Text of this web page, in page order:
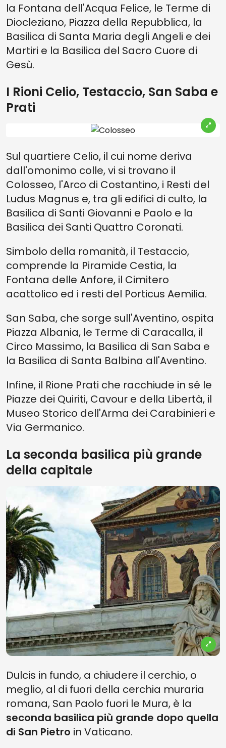
la Fontana dell'Acqua Felice, le Terme di
Diocleziano, Piazza della Repubblica, la
Basilica di Santa Maria degli Angeli e dei
Martiri e la Basilica del Sacro Cuore di
Gesù.
I Rioni Celio, Testaccio, San Saba e
Prati
Sul quartiere Celio, il cui nome deriva
dall'omonimo colle, vi si trovano il
Colosseo, l'Arco di Costantino, i Resti del
Ludus Magnus e, tra gli edifici di culto, la
Basilica di Santi Giovanni e Paolo e la
Basilica dei Santi Quattro Coronati.
Simbolo della romanità, il Testaccio,
comprende la Piramide Cestia, la
Fontana delle Anfore, il Cimitero
acattolico ed i resti del Porticus Aemilia.
San Saba, che sorge sull'Aventino, ospita
Piazza Albania, le Terme di Caracalla, il
Circo Massimo, la Basilica di San Saba e
la Basilica di Santa Balbina all'Aventino.
Infine, il Rione Prati che racchiude in sé le
Piazze dei Quiriti, Cavour e della Libertà, il
Museo Storico dell'Arma dei Carabinieri e
Via Germanico.
La seconda basilica più grande
della capitale
Dulcis in fundo, a chiudere il cerchio, o
meglio, al di fuori della cerchia muraria
romana, San Paolo fuori le Mura, è la
seconda basilica più grande dopo quella
di San Pietro in Vaticano.